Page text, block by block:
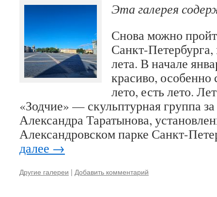
Эта галерея
Снова можно
Санкт-
лета. В начале
красиво,
лето, есть лето.
«Зодчие» — скульптурная группа за
Александра Таратынова,
Александровском парке Санкт-
далее →
Другие галереи | Добавить комментарий